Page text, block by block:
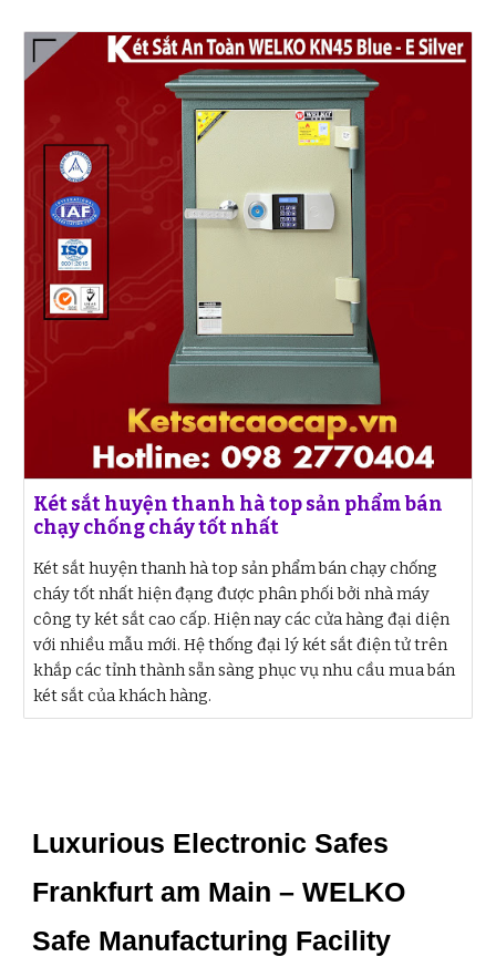
Két sắt huyện thanh hà top sản phẩm bán
chạy chống cháy tốt nhất
Két sắt huyện thanh hà top sản phẩm bán chạy chống
cháy tốt nhất hiện đạng được phân phối bởi nhà máy
công ty két sắt cao cấp. Hiện nay các cửa hàng đại diện
với nhiều mẫu mới. Hệ thống đại lý két sắt điện tử trên
khắp các tỉnh thành sẵn sàng phục vụ nhu cầu mua bán
két sắt của khách hàng.
Luxurious Electronic Safes
Frankfurt am Main – WELKO
Safe Manufacturing Facility